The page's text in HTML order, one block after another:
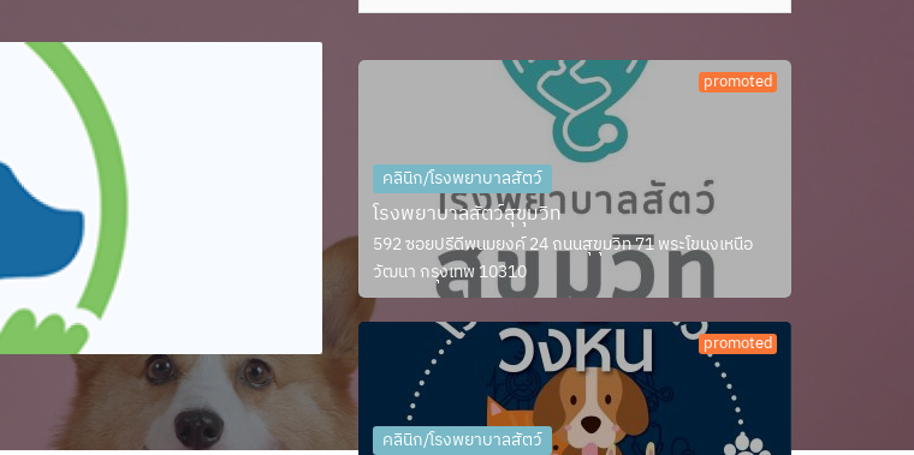
promoted
คลินิก/โรงพยาบาลสัตว์
โรงพยาบาลสัตว์สุขุมวิท
592 ซอยปรีดีพนมยงค์ 24 ถนนสุขุมวิท 71 พระโขนงเหนือ
วัฒนา กรุงเทพ 10310
promoted
คลินิก/โรงพยาบาลสัตว์